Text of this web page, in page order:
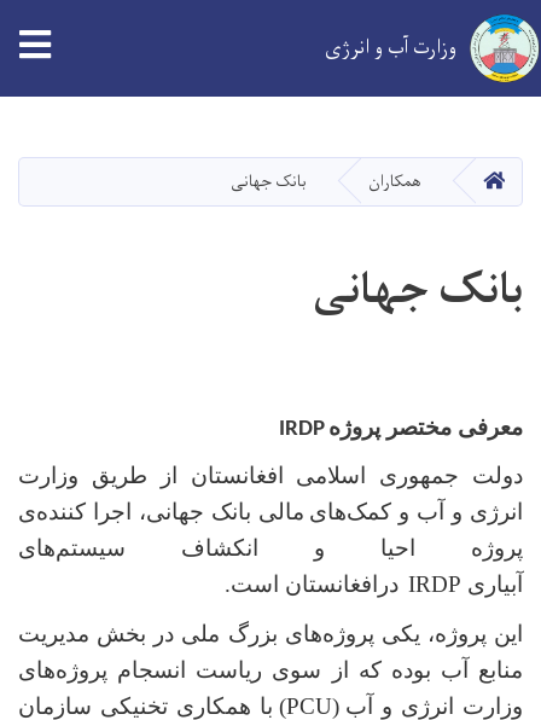
main
content
وزارت آب و انرژی
خانه همکاران بانک جهانی
بانک جهانی
معرفی مختصر پروژه IRDP
دولت جمهوری اسلامی افغانستان از طریق وزارت
انرژی و آب و کمک‌‌های مالی بانک جهانی، اجرا کننده‌ی
پروژه احیا و انکشاف سیستم‌های
آبیاری IRDP درافغانستان است.
این پروژه، یکی پروژه‌های بزرگ ملی در بخش مدیریت
منابع آب بوده که از سوی ریاست انسجام پروژه‌های
وزارت انرژی و آب (PCU) با همکاری تخنیکی سازمان